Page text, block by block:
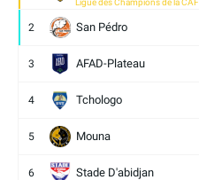
Ligue des Champions de la CAF
2 San Pédro
3 AFAD-Plateau
4 Tchologo
5 Mouna
6 Stade D'abidjan